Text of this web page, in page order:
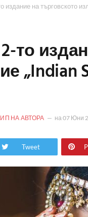
издание на търговското
то
„Indian
НА АВТОРА на 07 Юни
Tweet